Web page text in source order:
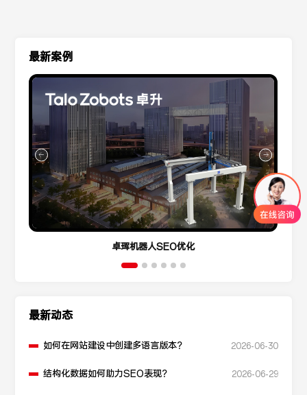
最新案例
卓珲机器人SEO优化
最新动态
如何在网站建设中创建多语言版本？ 2026-06-30
结构化数据如何助力SEO表现？ 2026-06-29